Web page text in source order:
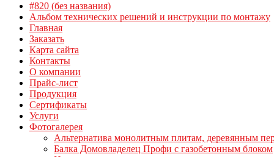
#820 (без названия)
Альбом технических решений и инструкции по монтажу
Главная
Заказать
Карта сайта
Контакты
О компании
Прайс-лист
Продукция
Сертификаты
Услуги
Фотогалерея
Альтернатива монолитным плитам, деревянным
Балка Домовладелец Профи с газобетонным блоком